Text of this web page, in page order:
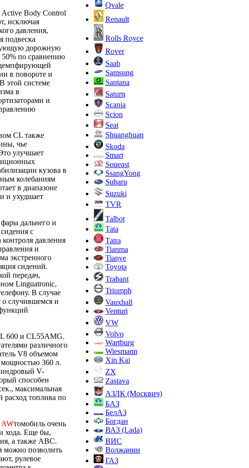
Active Body Control
исключая
давления,
подвеска
дорожную
50% по сравнению
в повороте и
этой системе
в
и
CL также
чье
улучшает
кузова в
колебаниям
в диапазоне
и ухудшает
дальнего и
с
давления
и
экстренного
сидений.
передач,
Linguatronic,
В случае
о случившемся и
600 и CL55AMG.
различного
V8 объемом
360 л.
V-
способен
максимальная
расход топлива по
AWтомобиль очень
хода. Еще бы,
а также ABC.
можно позволить
рулевое
Qvale
Renault
Rolls Royce
Rover
Saab
Samsung
Santana
Saturn
Scania
Scion
Seat
Shuanghuan
Skoda
Smart
Soueast
SsangYong
Subaru
Suzuki
TVR
Talbot
Tata
Tatra
Tianma
Tianye
Toyota
Trabant
Triumph
Vauxhall
Venturi
VW
Volvo
Wartburg
Wiesmann
Xin Kai
ZX
Zastava
АЗЛК (Москвич)
БАЗ
БелАЗ
Богдан
ВАЗ (Lada)
ВИС
Волжанин
ГАЗ